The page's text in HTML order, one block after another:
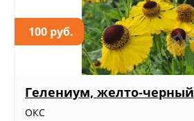
100 руб.
Гелениум, желто-черный
ОКС